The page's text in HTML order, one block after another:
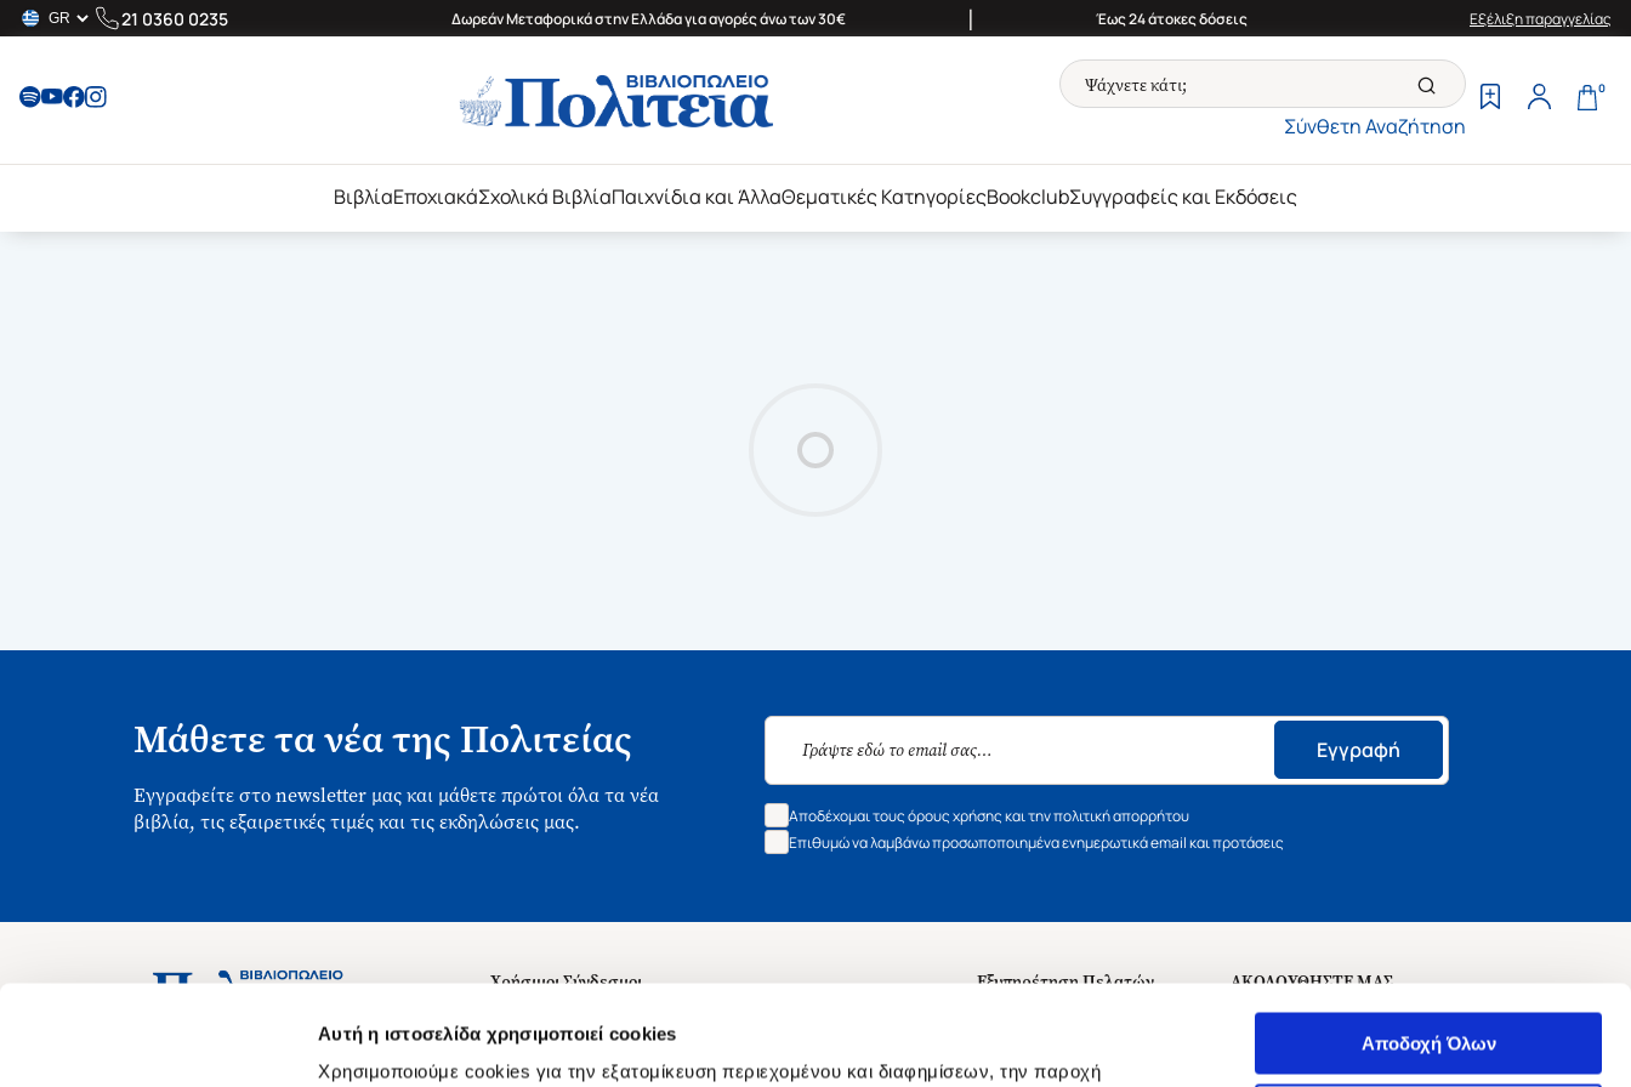
Αυτή η ιστοσελίδα χρησιμοποιεί cookies
Χρησιμοποιούμε cookies για την εξατομίκευση περιεχομένου και διαφημίσεων, την παροχή
Αποδοχή Όλων
21 0360 0235 Δωρεάν Μεταφορικά στην Ελλάδα για αγορές άνω των 30€ | Έως 24 άτοκες δόσεις Εξέλιξη παραγγελίας
Σύνθετη Αναζήτηση
0
ΒιβλίαΕποχιακάΣχολικά ΒιβλίαΠαιχνίδια και ΆλλαΘεματικές ΚατηγορίεςBookclubΣυγγραφείς και Εκδόσεις
Μάθετε τα νέα της Πολιτείας
Εγγραφείτε στο newsletter μας και μάθετε πρώτοι όλα τα νέα
βιβλία, τις εξαιρετικές τιμές και τις εκδηλώσεις μας.
Εγγραφή
Αποδέχομαι τους όρους χρήσης και την πολιτική απορρήτου
Επιθυμώ να λαμβάνω προσωποποιημένα ενημερωτικά email και προτάσεις
Ασκληπιού 1-3, Αθήνα 106 79
Χρήσιμοι Σύνδεσμοι
Σχετικά με εμάς
Θέσεις Εργασίας
Εξυπηρέτηση Πελατών
ΑΚΟΛΟΥΘΗΣΤΕ ΜΑΣ